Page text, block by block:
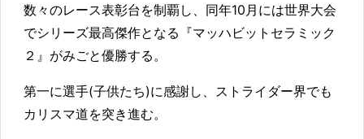
数々のレース表彰台を制覇し、同年10月には世界大会
でシリーズ最高傑作となる『マッハビットセラミック
２』がみごと優勝する。
第一に選手(子供たち)に感謝し、ストライダー界でも
カリスマ道を突き進む。